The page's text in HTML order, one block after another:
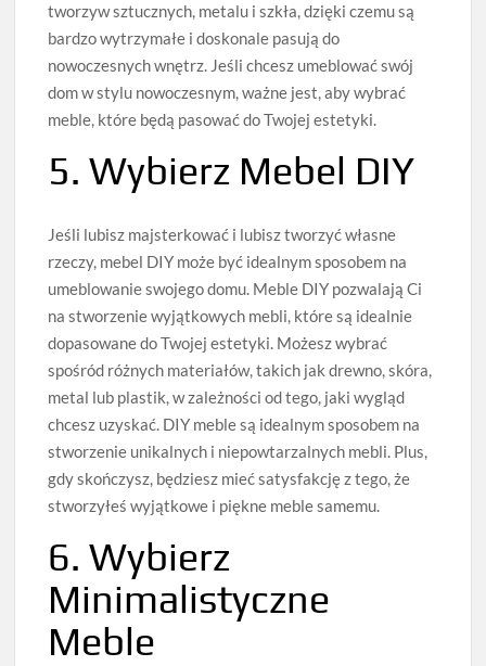
tworzyw sztucznych, metalu i szkła, dzięki czemu są
bardzo wytrzymałe i doskonale pasują do
nowoczesnych wnętrz. Jeśli chcesz umeblować swój
dom w stylu nowoczesnym, ważne jest, aby wybrać
meble, które będą pasować do Twojej estetyki.
5. Wybierz Mebel DIY
Jeśli lubisz majsterkować i lubisz tworzyć własne
rzeczy, mebel DIY może być idealnym sposobem na
umeblowanie swojego domu. Meble DIY pozwalają Ci
na stworzenie wyjątkowych mebli, które są idealnie
dopasowane do Twojej estetyki. Możesz wybrać
spośród różnych materiałów, takich jak drewno, skóra,
metal lub plastik, w zależności od tego, jaki wygląd
chcesz uzyskać. DIY meble są idealnym sposobem na
stworzenie unikalnych i niepowtarzalnych mebli. Plus,
gdy skończysz, będziesz mieć satysfakcję z tego, że
stworzyłeś wyjątkowe i piękne meble samemu.
6. Wybierz
Minimalistyczne
Meble